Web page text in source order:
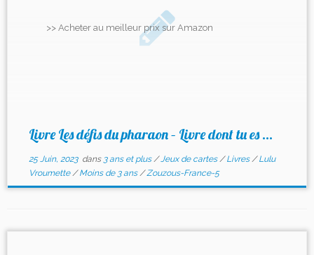
>> Acheter au meilleur prix sur Amazon
Livre Les défis du pharaon – Livre dont tu es ...
25 Juin, 2023dans 3 ans et plus/Jeux de cartes/Livres/Lulu
Vroumette/Moins de 3 ans/Zouzous-France-5